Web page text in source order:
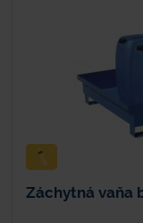
Záchytná vaňa